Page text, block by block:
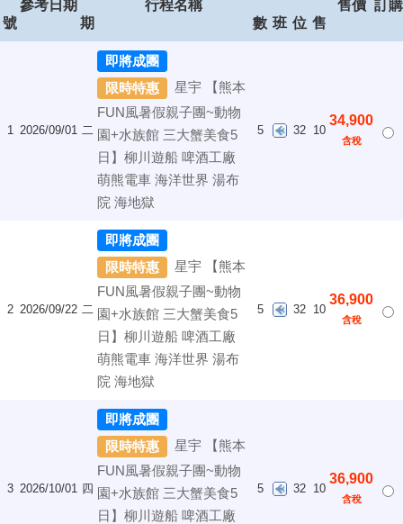
號
參考日期
期
行程名稱
數 班 位 售
售價 訂購
1 2026/09/01 二
即將成團
限時特惠
星宇 【熊本
FUN風暑假親子團~動物
園+水族館 三大蟹美食5
日】柳川遊船 啤酒工廠
萌熊電車 海洋世界 湯布
院 海地獄
5 32 10
34,900
含稅
2 2026/09/22 二
即將成團
限時特惠
星宇 【熊本
FUN風暑假親子團~動物
園+水族館 三大蟹美食5
日】柳川遊船 啤酒工廠
萌熊電車 海洋世界 湯布
院 海地獄
5 32 10
36,900
含稅
3 2026/10/01 四
即將成團
限時特惠
星宇 【熊本
FUN風暑假親子團~動物
園+水族館 三大蟹美食5
日】柳川遊船 啤酒工廠
5 32 10
36,900
含稅